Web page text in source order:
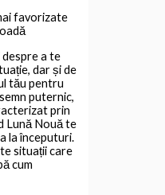
favorizate
despre a te
dar și de
tău pentru
puternic,
prin
Lună Nouă te
la începuturi.
situații care
cum